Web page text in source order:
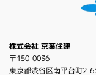
株式会社 京葉住建
〒150-0036
東京都渋谷区南平台町2-